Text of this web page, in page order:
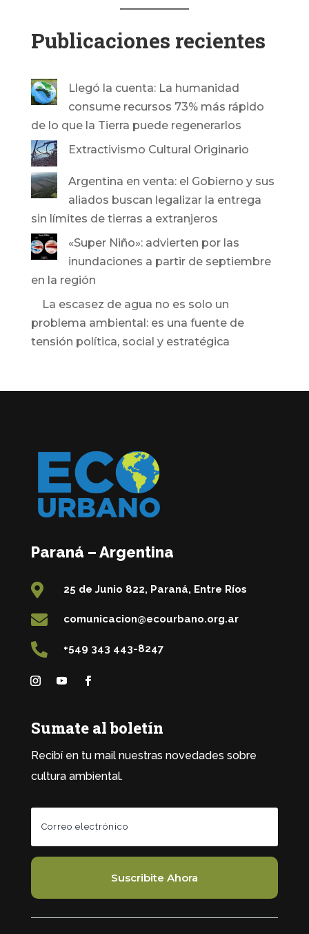
Publicaciones recientes
Llegó la cuenta: La humanidad
consume recursos 73% más rápido
de lo que la Tierra puede regenerarlos
Extractivismo Cultural Originario
Argentina en venta: el Gobierno y sus
aliados buscan legalizar la entrega
sin límites de tierras a extranjeros
«Super Niño»: advierten por las
inundaciones a partir de septiembre
en la región
La escasez de agua no es solo un
problema ambiental: es una fuente de
tensión política, social y estratégica
Paraná – Argentina
 25 de Junio 822, Paraná, Entre Ríos
 comunicacion@ecourbano.org.ar
 +549 343 443-8247
Sumate al boletín
Recibí en tu mail nuestras novedades sobre
cultura ambiental.
Suscribite Ahora